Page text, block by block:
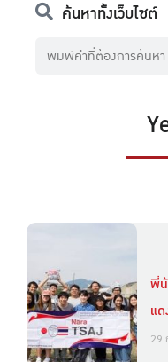
ค้นหาทั้งเว็บไซต์
พี่
แ
29